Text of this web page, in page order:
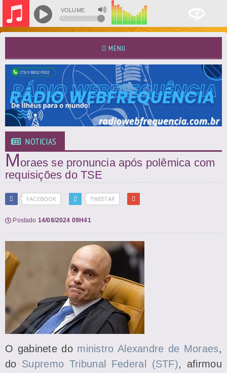
VOLUME
MENU
NOTICIAS
Moraes se pronuncia após polêmica com
requisições do TSE
FACEBOOK TWEETAR
Postado 14/08/2024 09H41
O gabinete do ministro Alexandre de Moraes,
do Supremo Tribunal Federal (STF), afirmou